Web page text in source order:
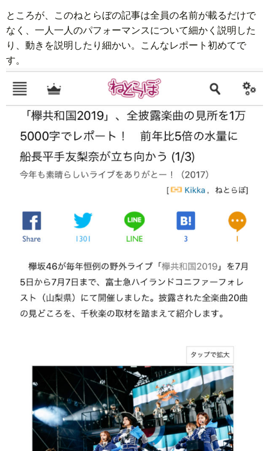
ところが、このねとらぼの記事は全員の名前が載るだけで
なく、一人一人のパフォーマンスについて細かく説明した
り、動きを説明したり細かい。こんなレポート初めてで
す。